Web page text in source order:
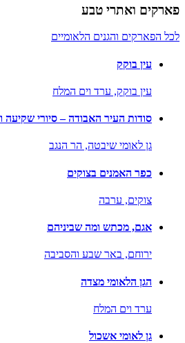
פארקים ואתרי טבע
לכל הפארקים והגנים הלאומיים
עין בוקק
עין בוקק, ערד וים המלח
סודות העיר האבודה – סיורי שקיעה
גן לאומי שיבטה, הר הנגב
כפר האמנים בצוקים
צוקים, ערבה
אגם, מכתש ומה שביניהם
ירוחם, באר שבע והסביבה
הגן הלאומי מצדה
ערד וים המלח
גן לאומי אשכול